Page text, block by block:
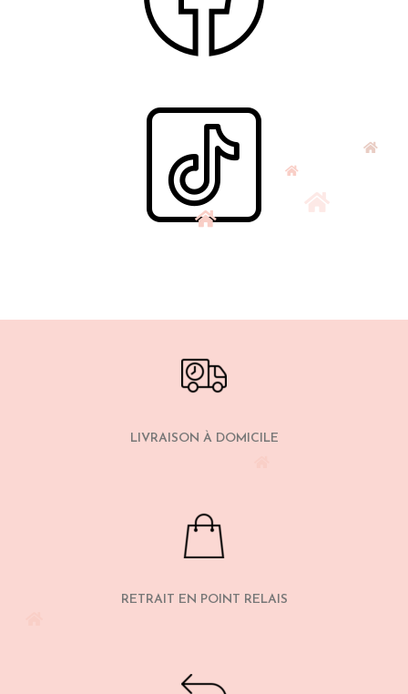
LIVRAISON À DOMICILE
RETRAIT EN POINT RELAIS